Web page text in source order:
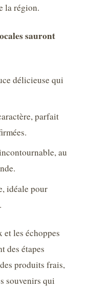
la région.
sauront
délicieuse qui
parfait
au
idéale pour
et les échoppes
des étapes
produits frais,
souvenirs qui